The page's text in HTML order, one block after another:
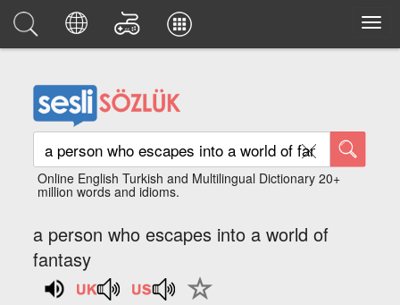
Online English Turkish and Multilingual Dictionary 20+
million words and idioms.
a person who escapes into a world of
fantasy